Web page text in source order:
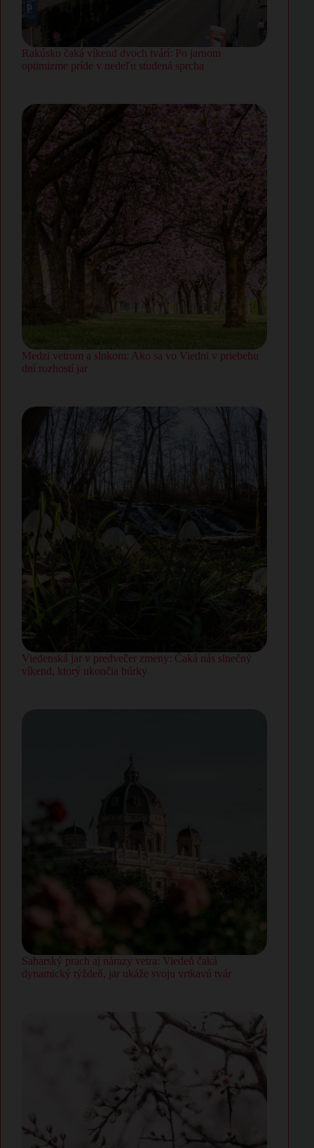
Rakúsko čaká víkend dvoch tvárí: Po jarnom
optimizme príde v nedeľu studená sprcha
Medzi vetrom a slnkom: Ako sa vo Viedni v priebehu
dní rozhostí jar
Viedenská jar v predvečer zmeny: Čaká nás slnečný
víkend, ktorý ukončia búrky
Saharský prach aj nárazy vetra: Viedeň čaká
dynamický týždeň, jar ukáže svoju vrtkavú tvár